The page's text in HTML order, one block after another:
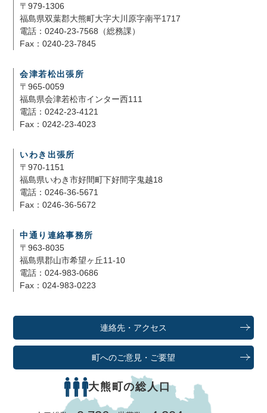
〒979-1306
福島県双葉郡大熊町大字大川原字南平1717
電話：0240-23-7568（総務課）
Fax：0240-23-7845
会津若松出張所
〒965-0059
福島県会津若松市インター西111
電話：0242-23-4121
Fax：0242-23-4023
いわき出張所
〒970-1151
福島県いわき市好間町下好間字鬼越18
電話：0246-36-5671
Fax：0246-36-5672
中通り連絡事務所
〒963-8035
福島県郡山市希望ヶ丘11-10
電話：024-983-0686
Fax：024-983-0223
連絡先・アクセス
町へのご意見・ご要望
大熊町の総人口